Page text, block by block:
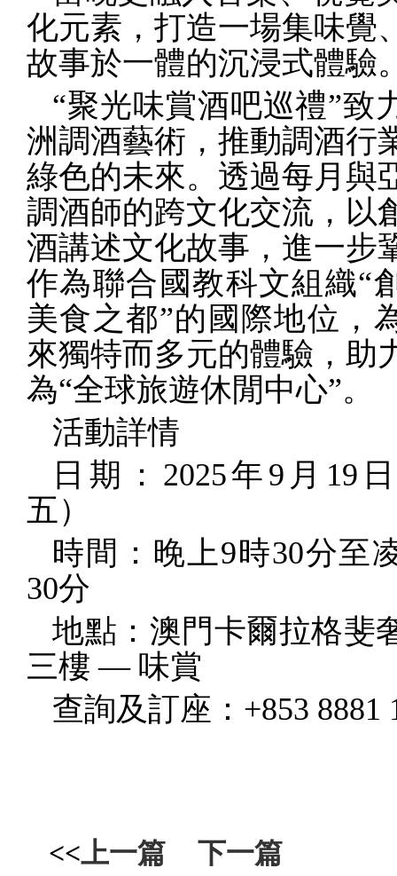
化元素，打造一場集味覺
故事於一體的沉浸式體驗
“聚光味賞酒吧巡禮”致
洲調酒藝術，推動調酒行
綠色的未來。透過每月與
調酒師的跨文化交流，以
酒講述文化故事，進一步
作為聯合國教科文組織“
美食之都”的國際地位，
來獨特而多元的體驗，助
為“全球旅遊休閒中心”。
活動詳情
日期： 2025年 9 月 19
五）
時間：晚上9時30分至
30分
地點：澳門卡爾拉格斐
三樓 — 味賞
查詢及訂座： +853 8881
<<上一篇
下一篇